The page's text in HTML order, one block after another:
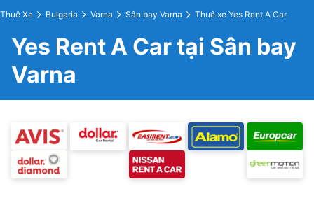
Thuê Xe Bulgaria Varna Sân bay Varna Thuê xe Yes Rent A Car
Yes Rent A Car tại Sân bay
Varna